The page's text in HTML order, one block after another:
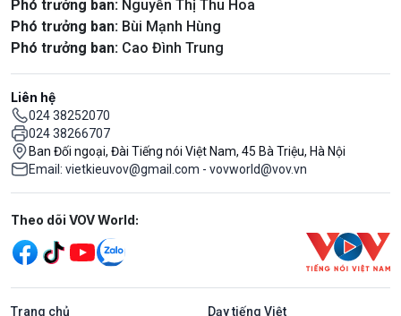
Phó trưởng ban: Nguyễn Thị Thu Hoa
Phó trưởng ban: Bùi Mạnh Hùng
Phó trưởng ban: Cao Đình Trung
Liên hệ
024 38252070
024 38266707
Ban Đối ngoại, Đài Tiếng nói Việt Nam, 45 Bà Triệu, Hà Nội
Email: vietkieuvov@gmail.com - vovworld@vov.vn
Mạng xã hội
Theo dõi VOV World:
Trang chủ Dạy tiếng Việt